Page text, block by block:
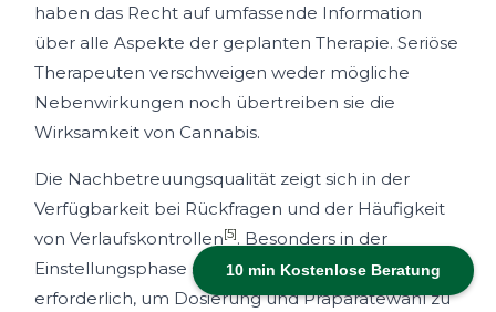
10 min Kostenlose Beratung
haben das Recht auf umfassende Information
über alle Aspekte der geplanten Therapie. Seriöse
Therapeuten verschweigen weder mögliche
Nebenwirkungen noch übertreiben sie die
Wirksamkeit von Cannabis.
Die Nachbetreuungsqualität zeigt sich in der
Verfügbarkeit bei Rückfragen und der Häufigkeit
von Verlaufskontrollen[5]. Besonders in der
Einstellungsphase sind engmaschige Kontakte
erforderlich, um Dosierung und Präparatewahl zu